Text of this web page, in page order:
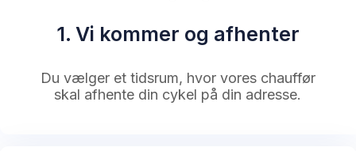
1. Vi kommer og afhenter
Du vælger et tidsrum, hvor vores chauffør
skal afhente din cykel på din adresse.